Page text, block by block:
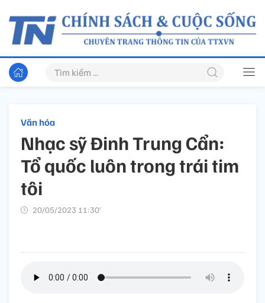
Văn hóa
Nhạc sỹ Đinh Trung Cẩn:
Tổ quốc luôn trong trái tim
tôi
20/05/2023 11:30’